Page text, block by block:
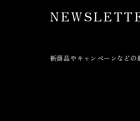
新商品やキャンペーンなど